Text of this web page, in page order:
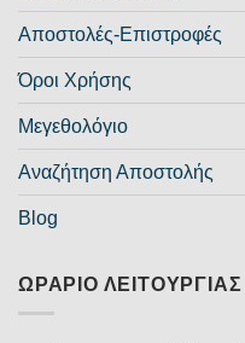
Αποστολές-Επιστροφές
Όροι Χρήσης
Μεγεθολόγιο
Αναζήτηση Αποστολής
Blog
ΩΡΆΡΙΟ ΛΕΙΤΟΥΡΓΊΑΣ